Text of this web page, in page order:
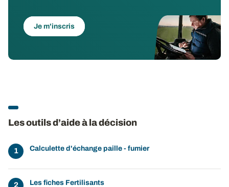
Je m'inscris
Les outils d’aide à la décision
Calculette d'échange paille - fumier
Les fiches Fertilisants